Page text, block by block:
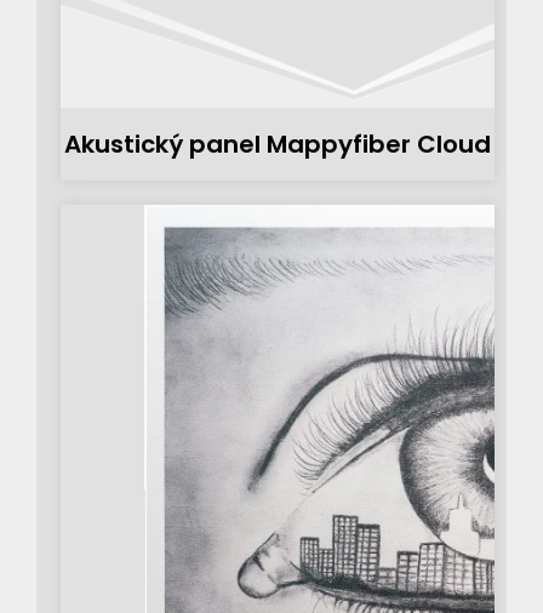
Akustický panel Mappyfiber Cloud